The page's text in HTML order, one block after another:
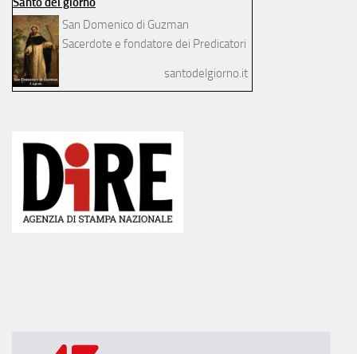
San Domenico di Guzman
Sacerdote e fondatore dei Predicatori
santodelgiorno.it